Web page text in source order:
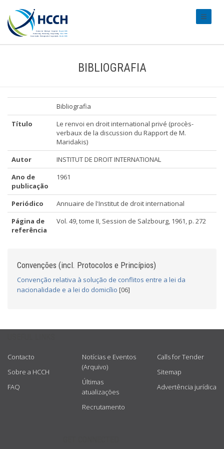
BIBLIOGRAFIA
Bibliografia
Título
Le renvoi en droit international privé (procès-
verbaux de la discussion du Rapport de M.
Maridakis)
Autor
INSTITUT DE DROIT INTERNATIONAL
Ano de
publicação
1961
Periódico
Annuaire de l'Institut de droit international
Página de
referência
Vol. 49, tome II, Session de Salzbourg, 1961, p. 272
Convenções (incl. Protocolos e Princípios)
Convenção relativa à solução de conflitos entre a lei da
nacionalidade e a lei do domicílio [06]
Contacto
Sobre a HCCH
FAQ
Notícias e Eventos
(Arquivo)
Últimas
atualizações
Recrutamento
Calls for Tender
Sitemap
Advertência jurídica